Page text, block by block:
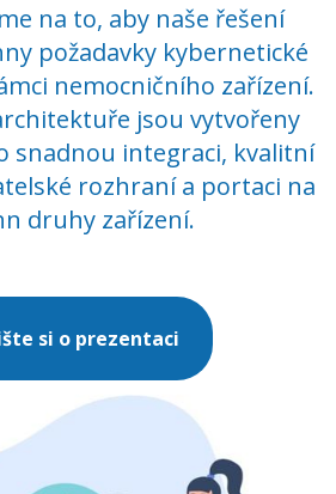
na to, aby naše řešení
požadavky kybernetické
nemocničního zařízení.
jsou vytvořeny
snadnou integraci, kvalitní
rozhraní a portaci na
druhy zařízení.
si o prezentaci